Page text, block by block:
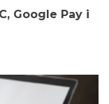
Google Pay i